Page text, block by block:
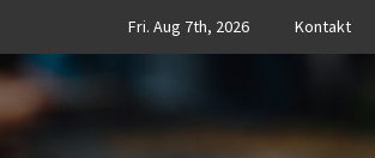
content
Fri. Aug 7th, 2026 Kontakt